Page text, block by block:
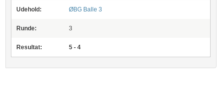
Udehold: ØBG Balle 3
Runde: 3
Resultat: 5 - 4